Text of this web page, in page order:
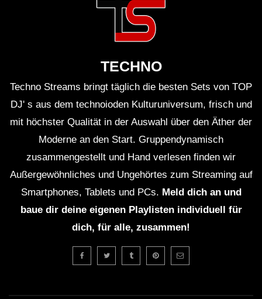
TECHNO
Techno Streams bringt täglich die besten Sets von TOP
DJ' s aus dem technoioden Kulturuniversum, frisch und
mit höchster Qualität in der Auswahl über den Äther der
Moderne an den Start. Gruppendynamisch
zusammengestellt und Hand verlesen finden wir
Außergewöhnliches und Ungehörtes zum Streaming auf
Smartphones, Tablets und PCs. Meld dich an und
baue dir deine eigenen Playlisten individuell für
dich, für alle, zusammen!